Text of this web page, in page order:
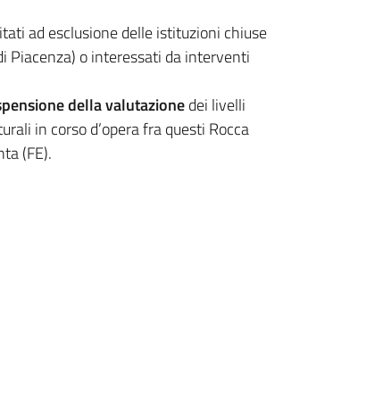
ad esclusione delle istituzioni chiuse
Piacenza) o interessati da interventi
della valutazionedei livelli
in corso d’opera fra questi Rocca
(FE).